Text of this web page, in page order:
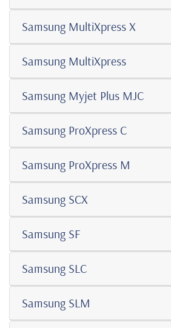
Samsung MultiXpress X
Samsung MultiXpress
Samsung Myjet Plus MJC
Samsung ProXpress C
Samsung ProXpress M
Samsung SCX
Samsung SF
Samsung SLC
Samsung SLM